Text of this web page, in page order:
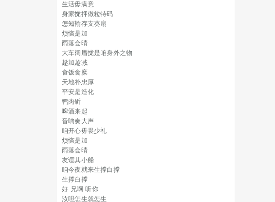
生活毋满意
身家拢押做粒特码
怎知输存支葵扇
烦恼是加
雨落会晴
大车阔厝拢是咱身外之物
趁加趁减
食饭食糜
天地补忠厚
平安是造化
鸭肉斫
啤酒来起
音响奏大声
咱开心毋畏少礼
烦恼是加
雨落会晴
友谊其小船
咱今夜就来生撑白撑
生撑白撑
好 兄啊 听你
汝呾怎生就怎生